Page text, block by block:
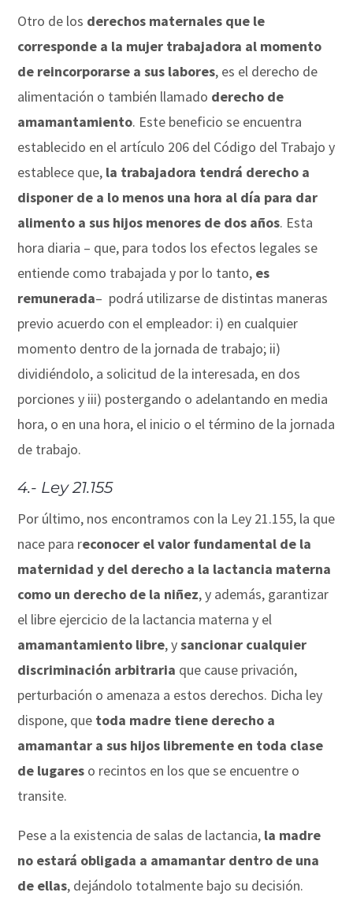
Otro de los derechos maternales que le
corresponde a la mujer trabajadora al momento
de reincorporarse a sus labores, es el derecho de
alimentación o también llamado derecho de
amamantamiento. Este beneficio se encuentra
establecido en el artículo 206 del Código del Trabajo y
establece que, la trabajadora tendrá derecho a
disponer de a lo menos una hora al día para dar
alimento a sus hijos menores de dos años. Esta
hora diaria – que, para todos los efectos legales se
entiende como trabajada y por lo tanto, es
remunerada– podrá utilizarse de distintas maneras
previo acuerdo con el empleador: i) en cualquier
momento dentro de la jornada de trabajo; ii)
dividiéndolo, a solicitud de la interesada, en dos
porciones y iii) postergando o adelantando en media
hora, o en una hora, el inicio o el término de la jornada
de trabajo.
4.- Ley 21.155
Por último, nos encontramos con la Ley 21.155, la que
nace para reconocer el valor fundamental de la
maternidad y del derecho a la lactancia materna
como un derecho de la niñez, y además, garantizar
el libre ejercicio de la lactancia materna y el
amamantamiento libre, ysancionar cualquier
discriminación arbitraria que cause privación,
perturbación o amenaza a estos derechos. Dicha ley
dispone, que toda madre tiene derecho a
amamantar a sus hijos libremente en toda clase
de lugares o recintos en los que se encuentre o
transite.
Pese a la existencia de salas de lactancia, la madre
no estará obligada a amamantar dentro de una
de ellas, dejándolo totalmente bajo su decisión.